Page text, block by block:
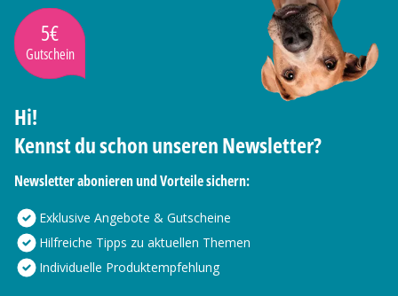
5€
Gutschein
Hi!
Kennst du schon unseren Newsletter?
Newsletter abonieren und Vorteile sichern:
Exklusive Angebote & Gutscheine
Hilfreiche Tipps zu aktuellen Themen
Individuelle Produktempfehlung